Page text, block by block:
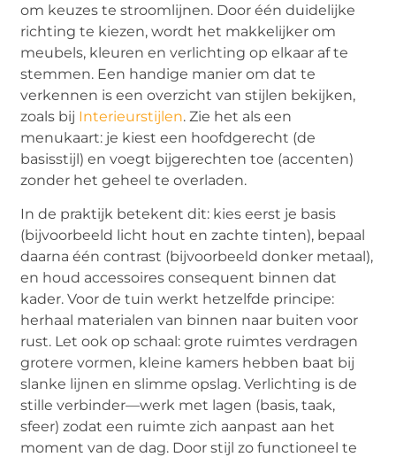
om keuzes te stroomlijnen. Door één duidelijke
richting te kiezen, wordt het makkelijker om
meubels, kleuren en verlichting op elkaar af te
stemmen. Een handige manier om dat te
verkennen is een overzicht van stijlen bekijken,
zoals bij Interieurstijlen. Zie het als een
menukaart: je kiest een hoofdgerecht (de
basisstijl) en voegt bijgerechten toe (accenten)
zonder het geheel te overladen.
In de praktijk betekent dit: kies eerst je basis
(bijvoorbeeld licht hout en zachte tinten), bepaal
daarna één contrast (bijvoorbeeld donker metaal),
en houd accessoires consequent binnen dat
kader. Voor de tuin werkt hetzelfde principe:
herhaal materialen van binnen naar buiten voor
rust. Let ook op schaal: grote ruimtes verdragen
grotere vormen, kleine kamers hebben baat bij
slanke lijnen en slimme opslag. Verlichting is de
stille verbinder—werk met lagen (basis, taak,
sfeer) zodat een ruimte zich aanpast aan het
moment van de dag. Door stijl zo functioneel te